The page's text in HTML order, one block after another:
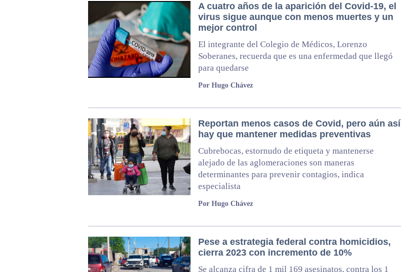
A cuatro años de la aparición del Covid-19, el
virus sigue aunque con menos muertes y un
mejor control
El integrante del Colegio de Médicos, Lorenzo
Soberanes, recuerda que es una enfermedad que llegó
para quedarse
Por Hugo Chávez
Reportan menos casos de Covid, pero aún así
hay que mantener medidas preventivas
Cubrebocas, estornudo de etiqueta y mantenerse
alejado de las aglomeraciones son maneras
determinantes para prevenir contagios, indica
especialista
Por Hugo Chávez
Pese a estrategia federal contra homicidios,
cierra 2023 con incremento de 10%
Se alcanza cifra de 1 mil 169 asesinatos, contra los 1